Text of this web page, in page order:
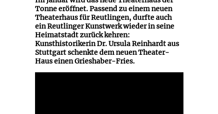
Tonne eröffnet. Passend zu einem neuen
Theaterhaus für Reutlingen, durfte auch
ein Reutlinger Kunstwerk wieder in seine
Heimatstadt zurück kehren:
Kunsthistorikerin Dr. Ursula Reinhardt aus
Stuttgart schenkte dem neuen Theater-
Haus einen Grieshaber-Fries.